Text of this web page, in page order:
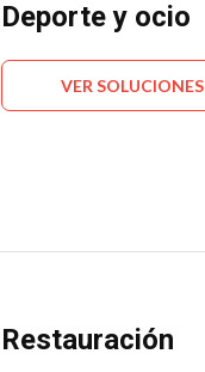
Deporte y ocio
VER SOLUCIONES
Restauración